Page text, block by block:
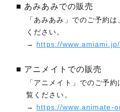
■ あみあみでの販売
「あみあみ」でのご予約
ください。
→ https://www.amiami.jp/
■ アニメイトでの販売
「アニメイト」でのご予
覧ください。
→ https://www.animate-